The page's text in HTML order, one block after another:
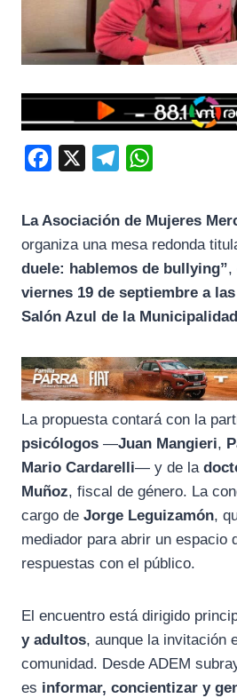
b
o
o
g
r
s
A
p
La Asociación de Mujeres
organiza una mesa redonda
duele: hablemos de bullying”,
viernes 19 de septiembre a
Salón Azul de la
La propuesta contará con la
psicólogos —Juan Mangieri,
Mario Cardarelli— y de la
Muñoz, fiscal de género. La
cargo de Jorge Leguizamón,
mediador para abrir un espacio
respuestas con el público.
El encuentro está dirigido
y adultos, aunque la invitación
comunidad. Desde ADEM
es informar, concientizar y